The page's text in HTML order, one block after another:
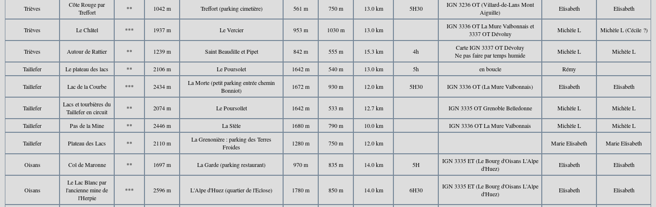
Trièves
Côte Rouge par
Treffort
** 1042 m Treffort (parking cimetière) 561 m 750 m 13.0 km 5H30
IGN 3236 OT (Villard-de-Lans Mont
Aiguille)
Elisabeth Elisabeth
Trièves Le Châtel *** 1937 m Le Vercier 953 m 1030 m 13.0 km
IGN 3336 OT La Mure Valbonnais et
3337 OT Dévoluy
Michèle L Michèle L (Cécile ?)
Trièves Autour de Rattier ** 1239 m Saint Beaudille et Pipet 842 m 555 m 15.3 km 4h
Carte IGN 3337 OT Dévoluy
Ne pas faire par temps humide
Michèle L Michèle L
Taillefer Le plateau des lacs ** 2106 m Le Poursolet 1642 m 540 m 13.0 km 5h en boucle Rémy
Taillefer Lac de la Courbe *** 2434 m
La Morte (petit parking entrée chemin
Bonniot)
1672 m 930 m 12.0 km 5H30 IGN 3336 OT (La Mure Valbonnais) Elisabeth Elisabeth
Taillefer
Lacs et tourbières du
Taillefer en circuit
** 2074 m Le Poursollet 1642 m 533 m 12.7 km IGN 3335 OT Grenoble Belledonne Michèle L Michèle L
Taillefer Pas de la Mine ** 2446 m La Stèle 1680 m 790 m 10.0 km IGN 3336 OT La Mure Valbonnais Michèle L Michèle L
Taillefer Plateau des Lacs ** 2110 m
La Grenonière : parking des Terres
Froides
1280 m 750 m 12.0 km Marie Elisabeth Marie Elisabeth
Oisans Col de Maronne ** 1697 m La Garde (parking restaurant) 970 m 835 m 14.0 km 5H
IGN 3335 ET (Le Bourg d'Oisans L'Alpe
d'Huez)
Elisabeth Elisabeth
Oisans
Le Lac Blanc par
l'ancienne mine de
l'Herpie
*** 2596 m L'Alpe d'Huez (quartier de l'Eclose) 1780 m 850 m 14.0 km 6H30
IGN 3335 ET (Le Bourg d'Oisans L'Alpe
d'Huez)
Elisabeth Elisabeth